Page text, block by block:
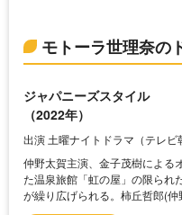
モトーラ世理奈の
ジャパニーズスタイル
（2022年）
出演 土曜ナイトドラマ（テレビ
仲野太賀主演、金子茂樹による
た温泉旅館「虹の屋」の限られ
が繰り広げられる。柿丘哲郎(